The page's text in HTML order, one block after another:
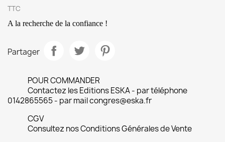
TTC
A la recherche de la confiance !
Partager
POUR COMMANDER
Contactez les Editions ESKA - par téléphone
0142865565 - par mail congres@eska.fr
CGV
Consultez nos Conditions Générales de Vente